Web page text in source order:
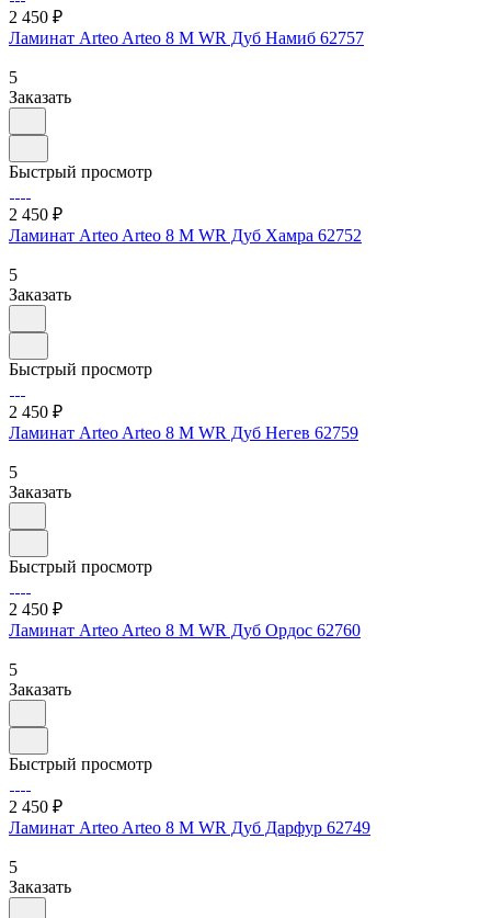
2 450 ₽
Ламинат Arteo Arteo 8 M WR Дуб Намиб 62757
5
Заказать
Быстрый просмотр
2 450 ₽
Ламинат Arteo Arteo 8 M WR Дуб Хамра 62752
5
Заказать
Быстрый просмотр
2 450 ₽
Ламинат Arteo Arteo 8 M WR Дуб Негев 62759
5
Заказать
Быстрый просмотр
2 450 ₽
Ламинат Arteo Arteo 8 M WR Дуб Ордос 62760
5
Заказать
Быстрый просмотр
2 450 ₽
Ламинат Arteo Arteo 8 M WR Дуб Дарфур 62749
5
Заказать